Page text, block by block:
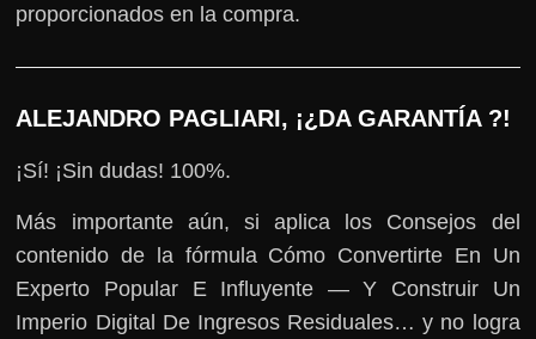
proporcionados en la compra.
ALEJANDRO PAGLIARI, ¡¿DA GARANTÍA ?!
¡Sí! ¡Sin dudas! 100%.
Más importante aún, si aplica los Consejos del
contenido de la fórmula Cómo Convertirte En Un
Experto Popular E Influyente — Y Construir Un
Imperio Digital De Ingresos Residuales… y no logra